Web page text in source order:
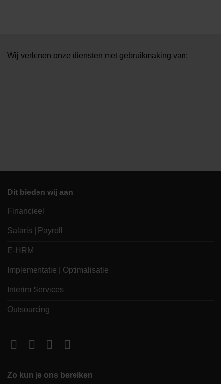
Wij verlenen onze diensten met gebruikmaking van:
Dit bieden wij aan
Financieel
Salaris | Payroll
E-HRM
Implementatie | Optimalisatie
Interim Services
Outsourcing
Zo kun je ons bereiken